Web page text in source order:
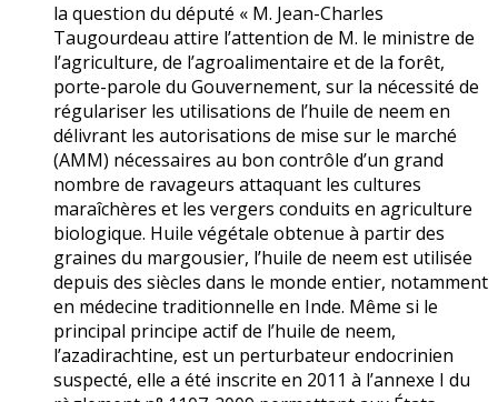
la question du député « M. Jean-Charles
Taugourdeau attire l’attention de M. le ministre de
l’agriculture, de l’agroalimentaire et de la forêt,
porte-parole du Gouvernement, sur la nécessité de
régulariser les utilisations de l’huile de neem en
délivrant les autorisations de mise sur le marché
(AMM) nécessaires au bon contrôle d’un grand
nombre de ravageurs attaquant les cultures
maraîchères et les vergers conduits en agriculture
biologique. Huile végétale obtenue à partir des
graines du margousier, l’huile de neem est utilisée
depuis des siècles dans le monde entier, notamment
en médecine traditionnelle en Inde. Même si le
principal principe actif de l’huile de neem,
l’azadirachtine, est un perturbateur endocrinien
suspecté, elle a été inscrite en 2011 à l’annexe I du